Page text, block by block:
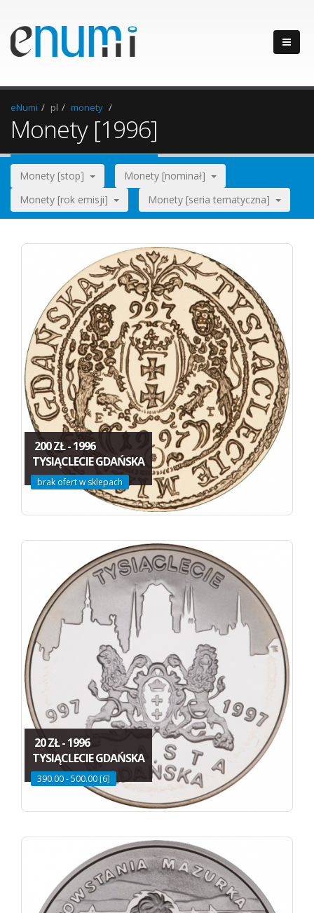
eNumi pl monety
Monety [1996]
Monety [stop]
Monety [nominał]
Monety [rok emisji]
Monety [seria tematyczna]
200 ZŁ - 1996
TYSIĄCLECIE GDAŃSKA
brak ofert w sklepach
20 ZŁ - 1996
TYSIĄCLECIE GDAŃSKA
390.00 - 500.00 [6]